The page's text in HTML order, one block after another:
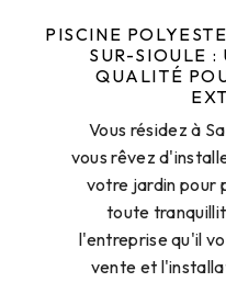
PISCINE
SUR-SIOULE :
QUALITÉ
Vous résidez à
vous rêvez
votre jardin pour
toute
l'entreprise qu'il
vente et